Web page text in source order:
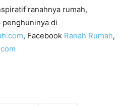
ranahnya rumah,
di
, Facebook Ranah Rumah,